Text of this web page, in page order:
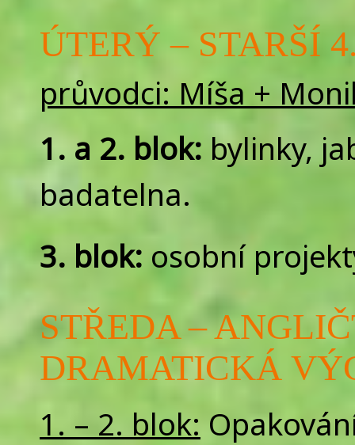
ÚTERÝ – STARŠÍ
průvodci: Míša +
1. a 2. blok: bylinky,
badatelna.
3. blok: osobní
STŘEDA –
DRAMATICKÁ
1. – 2. blok: